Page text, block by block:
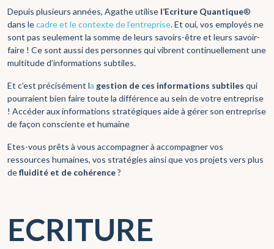
Depuis plusieurs années, Agathe utilise l’Ecriture Quantique®
dans lecadre et le contexte de l’entreprise. Et oui, vos employés ne
sont pas seulement la somme de leurs savoirs-être et leurs savoir-
faire ! Ce sont aussi des personnes qui vibrent continuellement une
multitude d’informations subtiles.
Et c’est précisément la gestion de ces informations subtiles qui
pourraient bien faire toute la différence au sein de votre entreprise
! Accéder aux informations stratégiques aide à gérer son entreprise
de façon consciente et humaine
Etes-vous prêts à vous accompagner à accompagner vos
ressources humaines, vos stratégies ainsi que vos projets vers plus
defluidité et de cohérence?
ECRITURE